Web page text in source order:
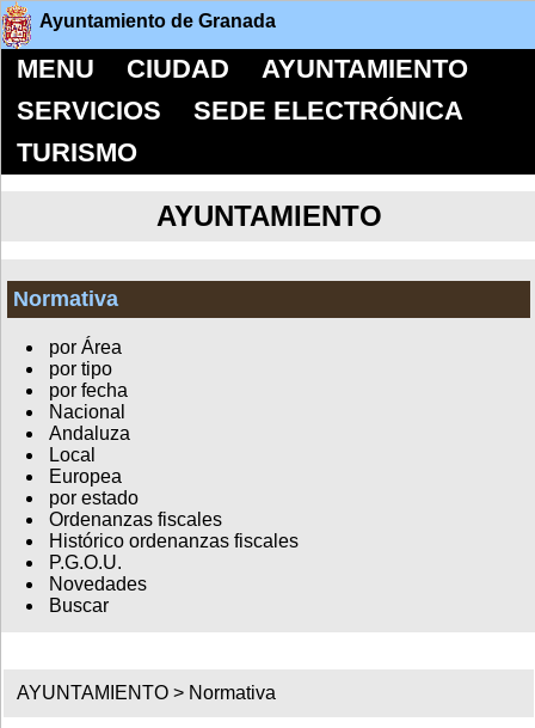
Ayuntamiento de Granada
MENU CIUDAD
AYUNTAMIENTO
SERVICIOS
SEDE ELECTRÓNICA
TURISMO
AYUNTAMIENTO
Normativa
por Área
por tipo
por fecha
Nacional
Andaluza
Local
Europea
por estado
Ordenanzas fiscales
Histórico ordenanzas fiscales
P.G.O.U.
Novedades
Buscar
AYUNTAMIENTO > Normativa